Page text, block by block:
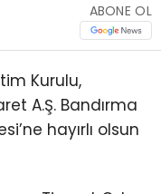
ABONE OL
Kurulu,
A.Ş. Bandırma
hayırlı olsun